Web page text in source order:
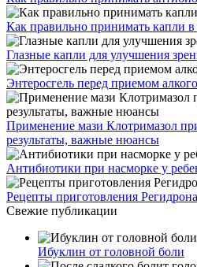
Как правильно принимать капли
Глазные капли для улучшения
Энтеросгель перед приемом
Применение мази Клотримазол
результаты, важные нюансы
Антибиотики при насморке у
Рецепты приготовления
Свежие публикации
Ибуклин от головной боли